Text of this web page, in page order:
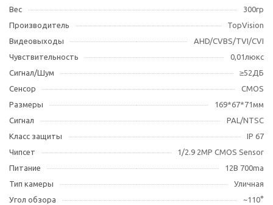
Вес
300гр
Производитель
TopVision
Видеовыходы
AHD/CVBS/TVI/CVI
Чувствительность
0,01люкс
Сигнал/Шум
≥52ДБ
Сенсор
CMOS
Размеры
169*67*71мм
Сигнал
PAL/NTSC
Класс защиты
IP 67
Чипсет
1/2.9 2MP CMOS Sensor
Питание
12В 700ma
Тип камеры
Уличная
Угол обзора
~110°